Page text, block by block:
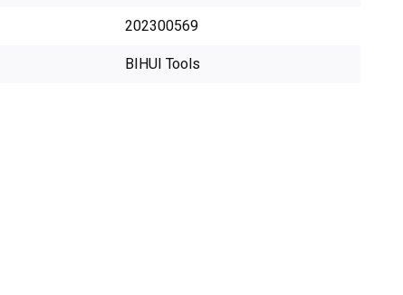
202300569
BIHUI Tools